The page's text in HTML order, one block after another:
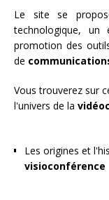
Le site se
technologique,
promotion des
de
Vous trouverez sur
l'univers de la
Les origines et
visioconférence